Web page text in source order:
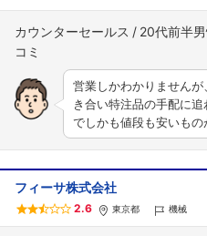
カウンターセールス 20代前半
営業しかわかりません
き合い特注品の手配に
でしかも値段も安いも
フィーサ株式会社
2.6 東京都 機械